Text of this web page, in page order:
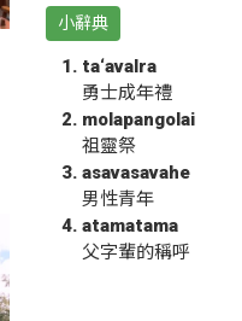
小辭典
ta‘avalra
勇士成年禮
molapangolai
祖靈祭
asavasavahe
男性青年
atamatama
父字輩的稱呼